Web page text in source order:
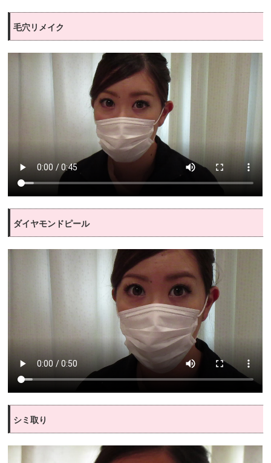
毛穴リメイク
ダイヤモンドピール
シミ取り